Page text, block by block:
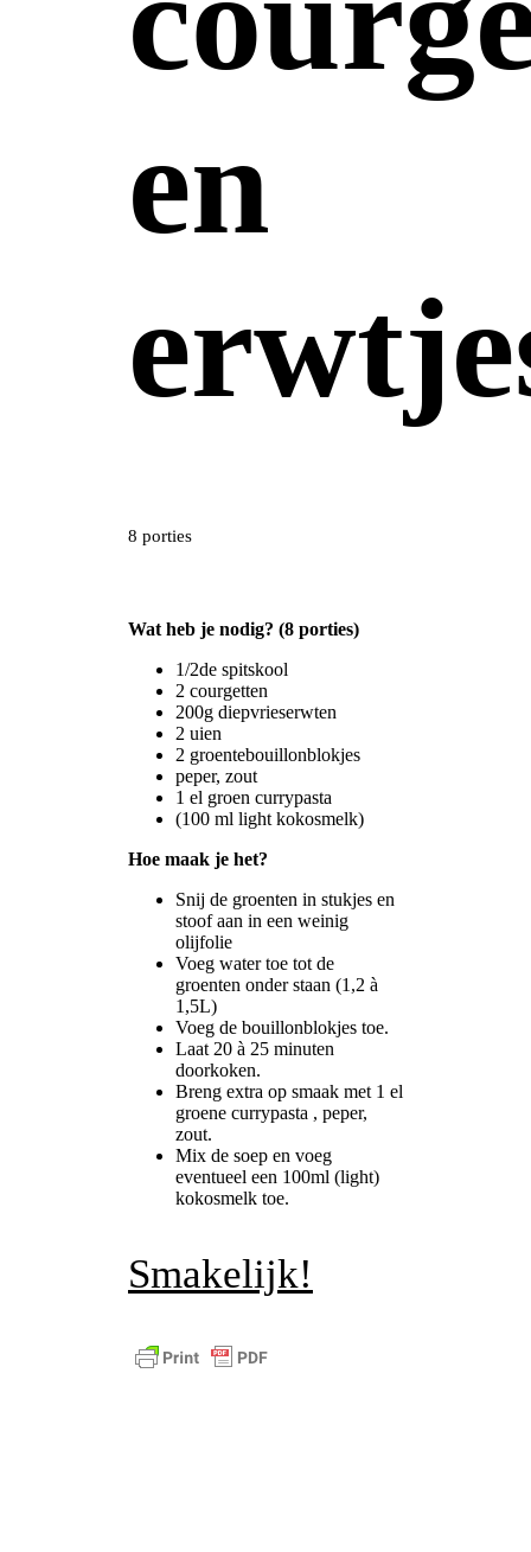
en
8 porties
Wat heb je nodig? (8 porties)
1/2de spitskool
2 courgetten
200g diepvrieserwten
2 uien
2 groentebouillonblokjes
peper, zout
1 el groen currypasta
(100 ml light kokosmelk)
Hoe maak je het?
Snij de groenten in stukjes en
stoof aan in een weinig
olijfolie
Voeg water toe tot de
groenten onder staan (1,2 à
1,5L)
Voeg de bouillonblokjes toe.
Laat 20 à 25 minuten
doorkoken.
Breng extra op smaak met 1 el
groene currypasta , peper,
zout.
Mix de soep en voeg
eventueel een 100ml (light)
kokosmelk toe.
Smakelijk!